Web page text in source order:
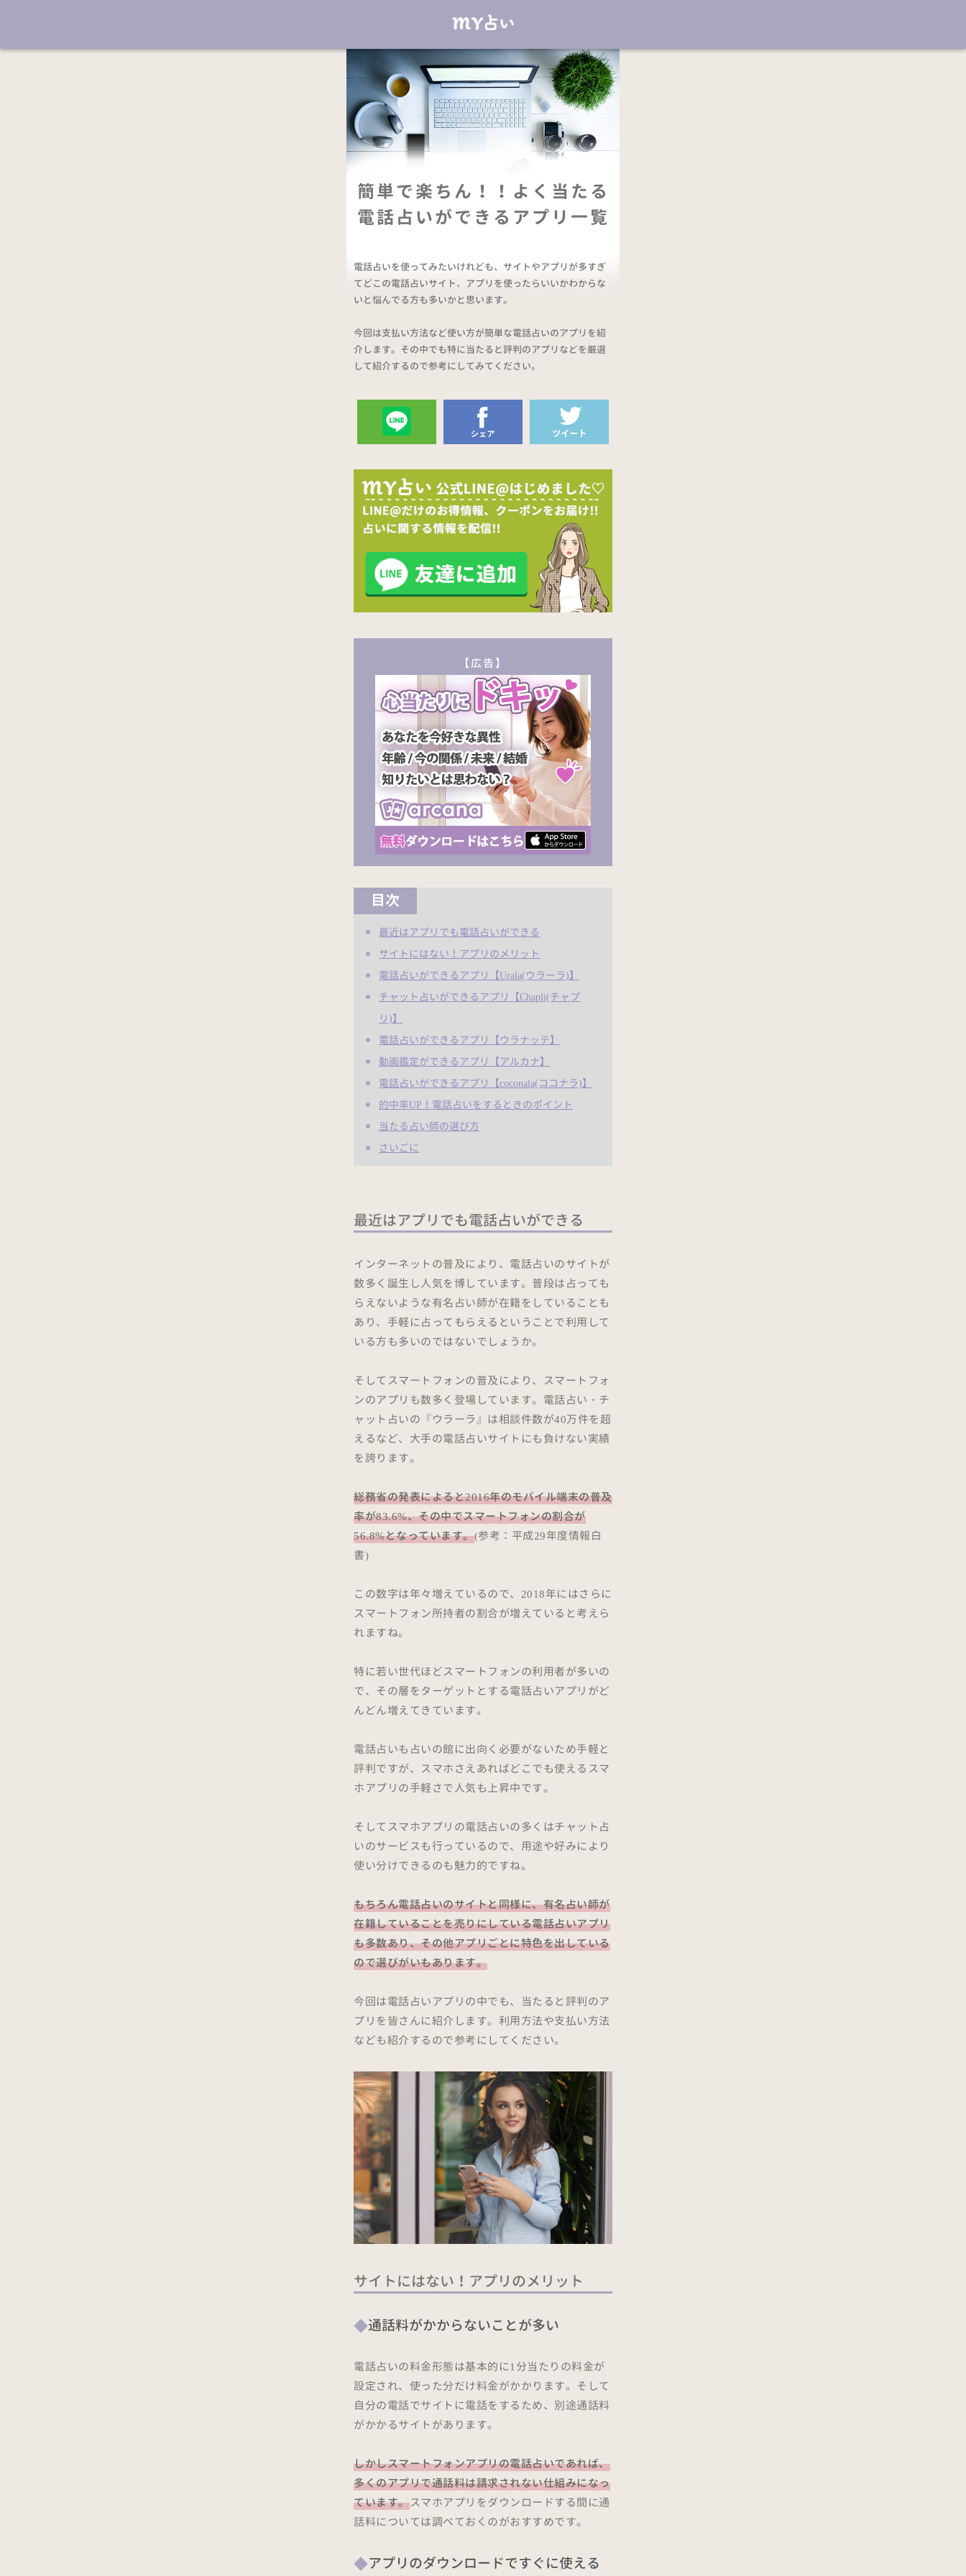
簡単で楽ちん！！よく当たる
電話占いができるアプリ一覧
電話占いを使ってみたいけれども、サイトやアプリが多すぎ
てどこの電話占いサイト、アプリを使ったらいいかわからな
いと悩んでる方も多いかと思います。
今回は支払い方法など使い方が簡単な電話占いのアプリを紹
介します。その中でも特に当たると評判のアプリなどを厳選
して紹介するので参考にしてみてください。
送る
【広告】
目次
最近はアプリでも電話占いができる
サイトにはない！アプリのメリット
電話占いができるアプリ【Urala(ウラーラ)】
チャット占いができるアプリ【Chapli(チャプ
リ)】
電話占いができるアプリ【ウラナッテ】
動画鑑定ができるアプリ【アルカナ】
電話占いができるアプリ【coconala(ココナラ)】
的中率UP！電話占いをするときのポイント
当たる占い師の選び方
さいごに
最近はアプリでも電話占いができる
インターネットの普及により、電話占いのサイトが
数多く誕生し人気を博しています。普段は占っても
らえないような有名占い師が在籍をしていることも
あり、手軽に占ってもらえるということで利用して
いる方も多いのではないでしょうか。
そしてスマートフォンの普及により、スマートフォ
ンのアプリも数多く登場しています。電話占い・チ
ャット占いの『ウラーラ』は相談件数が40万件を超
えるなど、大手の電話占いサイトにも負けない実績
を誇ります。
総務省の発表によると2016年のモバイル端末の普及
率が83.6%、その中でスマートフォンの割合が
56.8%となっています。(参考：平成29年度情報白
書)
この数字は年々増えているので、2018年にはさらに
スマートフォン所持者の割合が増えていると考えら
れますね。
特に若い世代ほどスマートフォンの利用者が多いの
で、その層をターゲットとする電話占いアプリがど
んどん増えてきています。
電話占いも占いの館に出向く必要がないため手軽と
評判ですが、スマホさえあればどこでも使えるスマ
ホアプリの手軽さで人気も上昇中です。
そしてスマホアプリの電話占いの多くはチャット占
いのサービスも行っているので、用途や好みにより
使い分けできるのも魅力的ですね。
もちろん電話占いのサイトと同様に、有名占い師が
在籍していることを売りにしている電話占いアプリ
も多数あり、その他アプリごとに特色を出している
ので選びがいもあります。
今回は電話占いアプリの中でも、当たると評判のア
プリを皆さんに紹介します。利用方法や支払い方法
なども紹介するので参考にしてください。
サイトにはない！アプリのメリット
通話料がかからないことが多い
電話占いの料金形態は基本的に1分当たりの料金が
設定され、使った分だけ料金がかかります。そして
自分の電話でサイトに電話をするため、別途通話料
がかかるサイトがあります。
しかしスマートフォンアプリの電話占いであれば、
多くのアプリで通話料は請求されない仕組みになっ
ています。スマホアプリをダウンロードする間に通
話料については調べておくのがおすすめです。
アプリのダウンロードですぐに使える